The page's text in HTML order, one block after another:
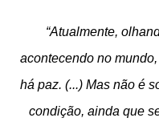
“Atualmente,
acontecendo no
há paz. (...) Mas não é
condição, ainda que